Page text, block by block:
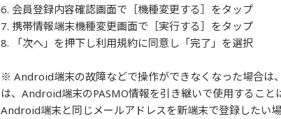
6. 会員登録内容確認画面で［機種変更する］をタップ
7. 携帯情報端末機種変更画面で［実行する］をタップ
8. 「次へ」を押下し利用規約に同意し「完了」を選択
※ Android端末の故障などで操作ができなくなった場合は、
は、Android端末のPASMO情報を引き継いで使用すること
Android端末と同じメールアドレスを新端末で登録したい